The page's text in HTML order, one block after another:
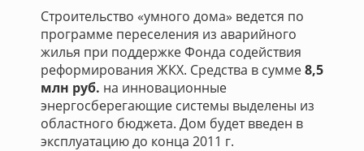
Строительство «умного дома» ведется по
программе переселения из аварийного
жилья при поддержке Фонда содействия
реформирования ЖКХ. Средства в сумме8,5
млн руб. на инновационные
энергосберегающие системы выделены из
областного бюджета. Дом будет введен в
эксплуатацию до конца 2011 г.